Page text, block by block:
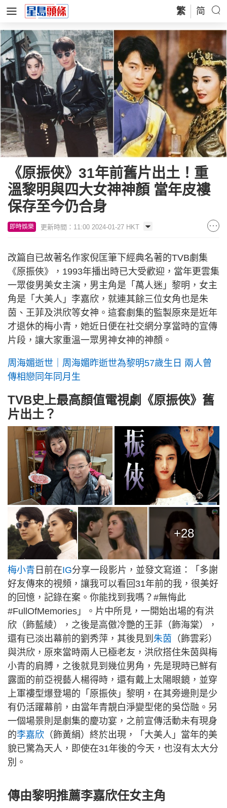
繁 简
《原振俠》31年前舊片出土！重
溫黎明與四大女神神顏 當年皮褸
保存至今仍合身
即時娛樂 更新時間：11:00 2024-01-27 HKT
改篇自已故著名作家倪匡筆下經典名著的TVB劇集
《原振俠》，1993年播出時已大受歡迎，當年更雲集
一眾俊男美女主演，男主角是「萬人迷」黎明，女主
角是「大美人」李嘉欣，就連其餘三位女角也是朱
茵、王菲及洪欣等女神。這套劇集的監製原來是近年
才退休的梅小青，她近日便在社交網分享當時的宣傳
片段，讓大家重溫一眾男神女神的神顏。
周海媚逝世｜周海媚昨逝世為黎明57歲生日 兩人曾
傳相戀同年同月生
TVB史上最高顏值電視劇《原振俠》舊
片出土？
+28
梅小青 日前在IG分享一段影片，並發文寫道：「多謝
好友傳來的視頻，讓我可以看回31年前的我，很美好
的回憶，記錄在案。你能找到我嗎？#無悔此
#FullOfMemories」。片中所見，一開始出場的有洪
欣（飾藍綾），之後是高傲冷艷的王菲（飾海棠），
還有已淡出幕前的劉秀萍，其後見到 朱茵 （飾雲彩）
與洪欣，原來當時兩人已極老友，洪欣搭住朱茵與梅
小青的肩膊，之後就見到幾位男角，先是現時已鮮有
露面的前亞視藝人楊得時，還有戴上太陽眼鏡，並穿
上軍褸型爆登場的「原振俠」黎明，在其旁邊則是少
有仍活躍幕前，由當年青靚白淨變型佬的吳岱融。另
一個場景則是劇集的慶功宴，之前宣傳活動未有現身
的李嘉欣 （飾黃絹）終於出現，「大美人」當年的美
貌已驚為天人，即使在31年後的今天，也沒有太大分
別。
傳由黎明推薦李嘉欣任女主角